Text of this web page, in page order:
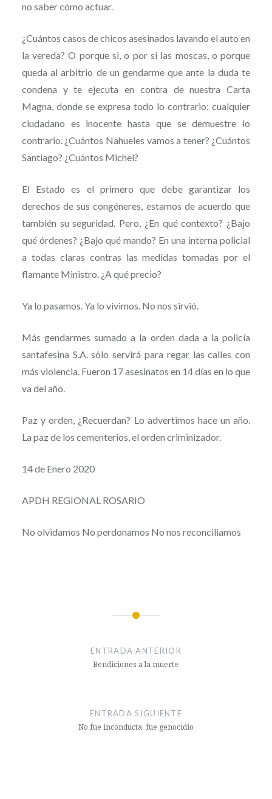
no saber cómo actuar.
¿Cuántos casos de chicos asesinados lavando el auto en
la vereda? O porque si, o por si las moscas, o porque
queda al arbitrio de un gendarme que ante la duda te
condena y te ejecuta en contra de nuestra Carta
Magna, donde se expresa todo lo contrario: cualquier
ciudadano es inocente hasta que se demuestre lo
contrario. ¿Cuántos Nahueles vamos a tener? ¿Cuántos
Santiago? ¿Cuántos Michel?
El Estado es el primero que debe garantizar los
derechos de sus congéneres, estamos de acuerdo que
también su seguridad. Pero, ¿En qué contexto? ¿Bajo
qué órdenes? ¿Bajo qué mando? En una interna policial
a todas claras contras las medidas tomadas por el
flamante Ministro. ¿A qué precio?
Ya lo pasamos. Ya lo vivimos. No nos sirvió.
Más gendarmes sumado a la orden dada a la policía
santafesina S.A. sólo servirá para regar las calles con
más violencia. Fueron 17 asesinatos en 14 días en lo que
va del año.
Paz y orden, ¿Recuerdan? Lo advertimos hace un año.
La paz de los cementerios, el orden criminizador.
14 de Enero 2020
APDH REGIONAL ROSARIO
No olvidamos No perdonamos No nos reconciliamos
ENTRADA ANTERIOR
Bendiciones a la muerte
ENTRADA SIGUIENTE
No fue inconducta, fue genocidio